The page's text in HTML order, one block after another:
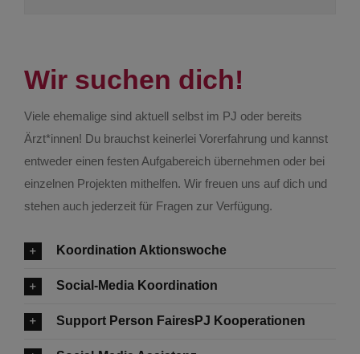
Wir suchen dich!
Viele ehemalige sind aktuell selbst im PJ oder bereits
Ärzt*innen! Du brauchst keinerlei Vorerfahrung und kannst
entweder einen festen Aufgabereich übernehmen oder bei
einzelnen Projekten mithelfen. Wir freuen uns auf dich und
stehen auch jederzeit für Fragen zur Verfügung.
Koordination Aktionswoche
Social-Media Koordination
Support Person FairesPJ Kooperationen